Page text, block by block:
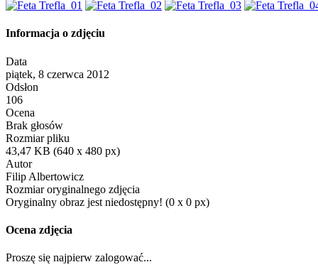
Informacja o zdjęciu
Data
piątek, 8 czerwca 2012
Odsłon
106
Ocena
Brak głosów
Rozmiar pliku
43,47 KB (640 x 480 px)
Autor
Filip Albertowicz
Rozmiar oryginalnego zdjęcia
Oryginalny obraz jest niedostępny! (0 x 0 px)
Ocena zdjęcia
Proszę się najpierw zalogować...